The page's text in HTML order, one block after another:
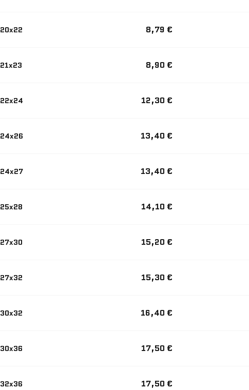
20x22 8,79 €
21x23 8,90 €
22x24 12,30 €
24x26 13,40 €
24x27 13,40 €
25x28 14,10 €
27x30 15,20 €
27x32 15,30 €
30x32 16,40 €
30x36 17,50 €
32x36 17,50 €